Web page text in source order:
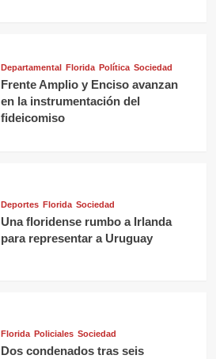
Departamental Florida Política Sociedad
Frente Amplio y Enciso avanzan
en la instrumentación del
fideicomiso
Deportes Florida Sociedad
Una floridense rumbo a Irlanda
para representar a Uruguay
Florida Policiales Sociedad
Dos condenados tras seis